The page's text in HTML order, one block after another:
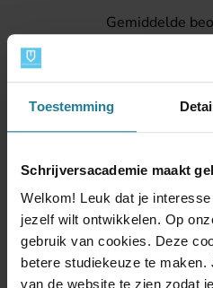
Toestemming
Schrijversacademie maakt
Welkom! Leuk dat je
jezelf wilt ontwikkelen. Op
gebruik van cookies. Deze
betere studiekeuze te
van de website te zien zodat
Gemiddelde